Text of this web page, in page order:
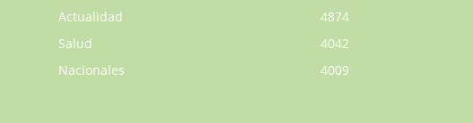
Actualidad
4874
Salud
4042
Nacionales
4009